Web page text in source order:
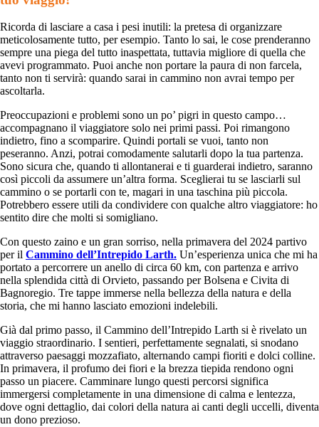
Ricorda di lasciare a casa i pesi inutili: la pretesa di organizzare
meticolosamente tutto, per esempio. Tanto lo sai, le cose prenderanno
sempre una piega del tutto inaspettata, tuttavia migliore di quella che
avevi programmato. Puoi anche non portare la paura di non farcela,
tanto non ti servirà: quando sarai in cammino non avrai tempo per
ascoltarla.
Preoccupazioni e problemi sono un po’ pigri in questo campo…
accompagnano il viaggiatore solo nei primi passi. Poi rimangono
indietro, fino a scomparire. Quindi portali se vuoi, tanto non
peseranno. Anzi, potrai comodamente salutarli dopo la tua partenza.
Sono sicura che, quando ti allontanerai e ti guarderai indietro, saranno
così piccoli da assumere un’altra forma. Sceglierai tu se lasciarli sul
cammino o se portarli con te, magari in una taschina più piccola.
Potrebbero essere utili da condividere con qualche altro viaggiatore: ho
sentito dire che molti si somigliano.
Con questo zaino e un gran sorriso, nella primavera del 2024 partivo
per il Cammino dell’Intrepido Larth. Un’esperienza unica che mi ha
portato a percorrere un anello di circa 60 km, con partenza e arrivo
nella splendida città di Orvieto, passando per Bolsena e Civita di
Bagnoregio. Tre tappe immerse nella bellezza della natura e della
storia, che mi hanno lasciato emozioni indelebili.
Già dal primo passo, il Cammino dell’Intrepido Larth si è rivelato un
viaggio straordinario. I sentieri, perfettamente segnalati, si snodano
attraverso paesaggi mozzafiato, alternando campi fioriti e dolci colline.
In primavera, il profumo dei fiori e la brezza tiepida rendono ogni
passo un piacere. Camminare lungo questi percorsi significa
immergersi completamente in una dimensione di calma e lentezza,
dove ogni dettaglio, dai colori della natura ai canti degli uccelli, diventa
un dono prezioso.